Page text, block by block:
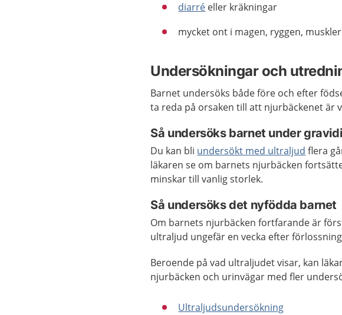
diarré eller kräkningar
mycket ont i magen, ryggen,
Undersökningar och
Barnet undersöks både före och efter
ta reda på orsaken till att njurbäckenet är
Så undersöks barnet under
Du kan bli undersökt med ultraljud flera
läkaren se om barnets njurbäcken
minskar till vanlig storlek.
Så undersöks det nyfödda barnet
Om barnets njurbäcken fortfarande är
ultraljud ungefär en vecka efter
Beroende på vad ultraljudet visar, kan
njurbäcken och urinvägar med fler
Ultraljudsundersökning